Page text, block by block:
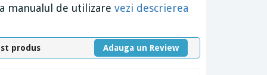
manualul de utilizarevezi descrierea
produs Adauga un Review